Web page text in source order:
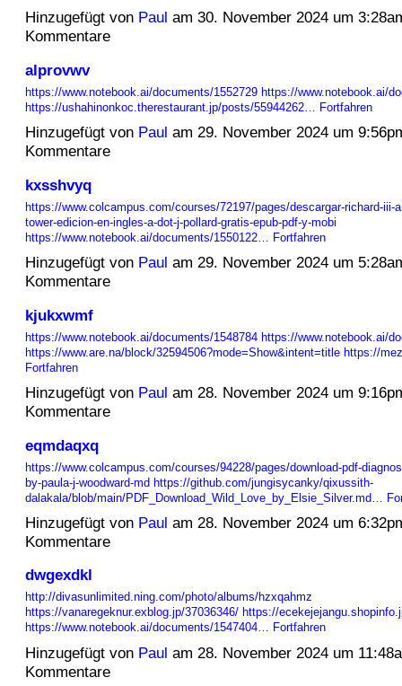
Hinzugefügt von Paul am 30. November 2024 um
Kommentare
alprovwv
https://www.notebook.ai/documents/1552729 https://www.notebook.ai/
https://ushahinonkoc.therestaurant.jp/posts/55944262…
Fortfahren
Hinzugefügt von Paul am 29. November 2024 um
Kommentare
kxsshvyq
https://www.colcampus.com/courses/72197/pages/descargar-richard-iii-
tower-edicion-en-ingles-a-dot-j-pollard-gratis-epub-pdf-y-mobi
https://www.notebook.ai/documents/1550122…
Fortfahren
Hinzugefügt von Paul am 29. November 2024 um
Kommentare
kjukxwmf
https://www.notebook.ai/documents/1548784 https://www.notebook.ai/
https://www.are.na/block/32594506?mode=Show&intent=title https://
Fortfahren
Hinzugefügt von Paul am 28. November 2024 um
Kommentare
eqmdaqxq
https://www.colcampus.com/courses/94228/pages/download-pdf-
by-paula-j-woodward-md https://github.com/jungisycanky/qixussith-
dalakala/blob/main/PDF_Download_Wild_Love_by_Elsie_Silver.md…
Hinzugefügt von Paul am 28. November 2024 um
Kommentare
dwgexdkl
http://divasunlimited.ning.com/photo/albums/hzxqahmz
https://vanaregeknur.exblog.jp/37036346/ https://
https://www.notebook.ai/documents/1547404… Fortfahren
Hinzugefügt von Paul am 28. November 2024 um
Kommentare